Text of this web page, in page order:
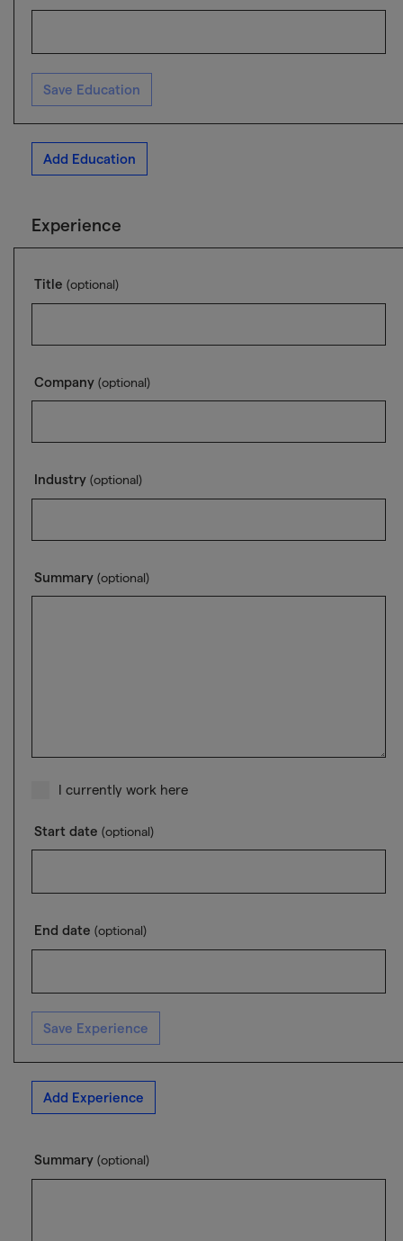
Save Education
Add Education
Experience
Title (optional)
Company (optional)
Industry (optional)
Summary (optional)
I currently work here
Start date (optional)
End date (optional)
Save Experience
Add Experience
Summary (optional)